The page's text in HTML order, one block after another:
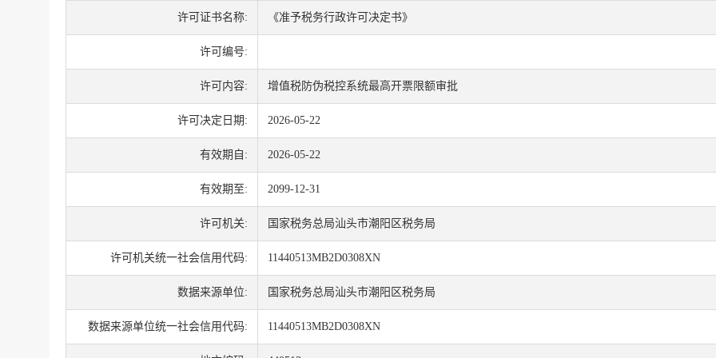
许可证书名称: 《准予税务行政许可决定书》
许可编号:
许可内容: 增值税防伪税控系统最高开票限额审批
许可决定日期: 2026-05-22
有效期自: 2026-05-22
有效期至: 2099-12-31
许可机关: 国家税务总局汕头市潮阳区税务局
许可机关统一社会信用代码: 11440513MB2D0308XN
数据来源单位: 国家税务总局汕头市潮阳区税务局
数据来源单位统一社会信用代码: 11440513MB2D0308XN